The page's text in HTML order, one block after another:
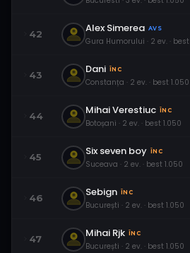
42 Alex Simerea AVS
Gura Humorului · 2 ev. · best
43 Dani ÎNC
Constanța · 2 ev. · best 1.050
44 Mihai Verestiuc ÎNC
Botoșani · 2 ev. · best 1.050
45 Six seven boy ÎNC
Suceava · 2 ev. · best 1.050
46 Sebign ÎNC
București · 2 ev. · best 1.050
47 Mihai Rjk ÎNC
București · 2 ev. · best 1.050